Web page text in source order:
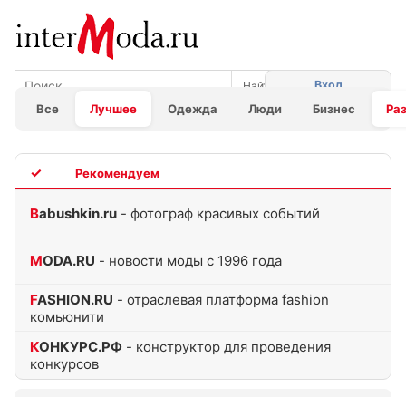
Все Лучшее Одежда Люди Бизнес
Вход
Babushkin.ru - фотограф красивых событий
MODA.RU - новости моды с 1996 года
FASHION.RU - отраслевая платформа fashion
комьюнити
КОНКУРС.РФ - конструктор для проведения
конкурсов